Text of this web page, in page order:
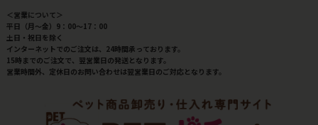
＜営業について＞
平日（月～金）9：00～17：00
土日・祝日を除く
インターネットでのご注文は、24時間承っております。
15時までのご注文で、翌営業日の発送となります。
営業時間外、定休日のお問い合わせは翌営業日のご対応となります。